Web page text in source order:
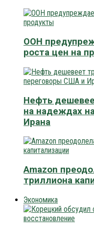
ООН
роста цен на
Нефть
на надеждах
Ирана
Amazon
триллиона
Экономика